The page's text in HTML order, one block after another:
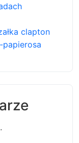
clapton